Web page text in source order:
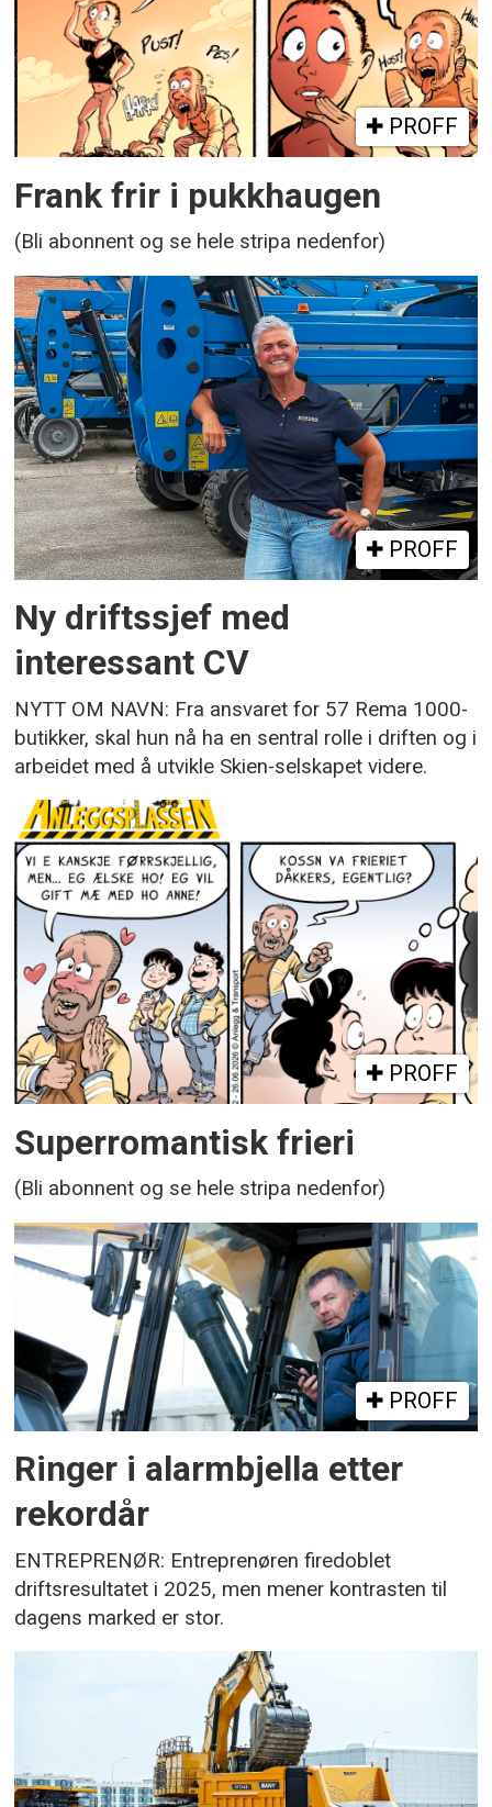
PROFF
Frank frir i pukkhaugen
(Bli abonnent og se hele stripa nedenfor)
PROFF
Ny driftssjef med
interessant CV
NYTT OM NAVN: Fra ansvaret for 57 Rema 1000-
butikker, skal hun nå ha en sentral rolle i driften og i
arbeidet med å utvikle Skien-selskapet videre.
PROFF
Superromantisk frieri
(Bli abonnent og se hele stripa nedenfor)
PROFF
Ringer i alarmbjella etter
rekordår
ENTREPRENØR: Entreprenøren firedoblet
driftsresultatet i 2025, men mener kontrasten til
dagens marked er stor.